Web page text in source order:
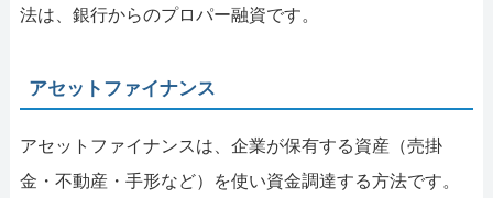
法は、銀行からのプロパー融資です。
アセットファイナンス
アセットファイナンスは、企業が保有する資産（売掛
金・不動産・手形など）を使い資金調達する方法です。